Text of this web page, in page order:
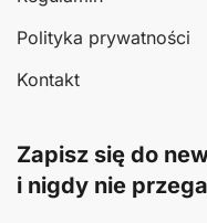
Polityka prywatności
Kontakt
Zapisz się do
i nigdy nie